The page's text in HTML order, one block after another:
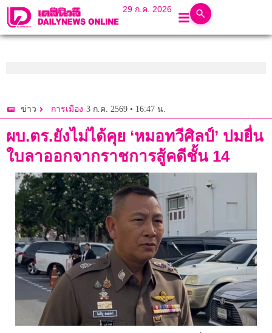
29 ก.ค. 2026
ข่าว การเมือง 3 ก.ค. 2569 • 16:47 น.
ผบ.ตร.ยังไม่ได้คุย ‘หมอทวีศิลป์’ ปมยื่น
ใบลาออกจากราชการสู้คดีชั้น 14